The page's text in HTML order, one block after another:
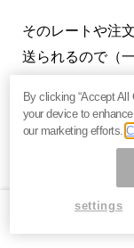
そのレートや注
送られるので（
線を引くような
合成と配信には
ニューヨークで
By clicking “Accept
your device to
our marketing efforts.
settings